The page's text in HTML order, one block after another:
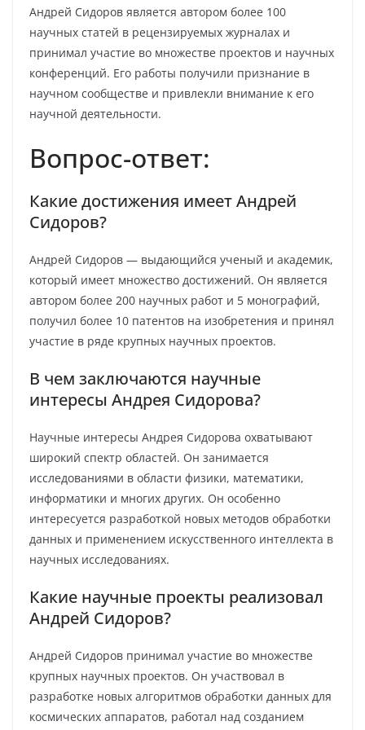
Андрей Сидоров является автором более 100
научных статей в рецензируемых журналах и
принимал участие во множестве проектов и научных
конференций. Его работы получили признание в
научном сообществе и привлекли внимание к его
научной деятельности.
Вопрос-ответ:
Какие достижения имеет Андрей
Сидоров?
Андрей Сидоров — выдающийся ученый и академик,
который имеет множество достижений. Он является
автором более 200 научных работ и 5 монографий,
получил более 10 патентов на изобретения и принял
участие в ряде крупных научных проектов.
В чем заключаются научные
интересы Андрея Сидорова?
Научные интересы Андрея Сидорова охватывают
широкий спектр областей. Он занимается
исследованиями в области физики, математики,
информатики и многих других. Он особенно
интересуется разработкой новых методов обработки
данных и применением искусственного интеллекта в
научных исследованиях.
Какие научные проекты реализовал
Андрей Сидоров?
Андрей Сидоров принимал участие во множестве
крупных научных проектов. Он участвовал в
разработке новых алгоритмов обработки данных для
космических аппаратов, работал над созданием